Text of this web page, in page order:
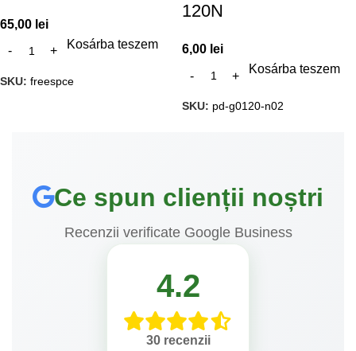
65,00 lei
Kosárba teszem
SKU: freespce
120N
6,00 lei
Kosárba teszem
SKU: pd-g0120-n02
Ce spun clienții noștri
Recenzii verificate Google Business
4.2
30 recenzii